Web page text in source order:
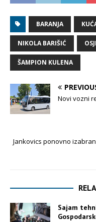
BARANJA
NIKOLA BARIŠIĆ
ŠAMPION KULENA
Novi vozni
Jankovics ponovno
Sajam